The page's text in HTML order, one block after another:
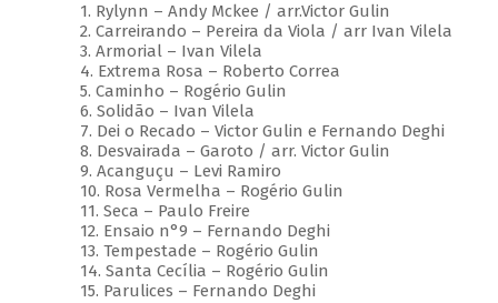
1. Rylynn – Andy Mckee / arr.Victor Gulin
2. Carreirando – Pereira da Viola / arr Ivan Vilela
3. Armorial – Ivan Vilela
4. Extrema Rosa – Roberto Correa
5. Caminho – Rogério Gulin
6. Solidão – Ivan Vilela
7. Dei o Recado – Victor Gulin e Fernando Deghi
8. Desvairada – Garoto / arr. Victor Gulin
9. Acanguçu – Levi Ramiro
10. Rosa Vermelha – Rogério Gulin
11. Seca – Paulo Freire
12. Ensaio n°9 – Fernando Deghi
13. Tempestade – Rogério Gulin
14. Santa Cecília – Rogério Gulin
15. Parulices – Fernando Deghi